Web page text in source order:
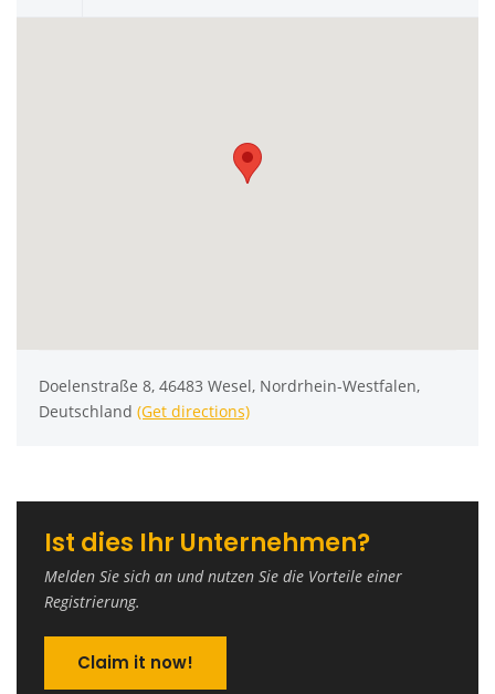
Doelenstraße 8, 46483 Wesel, Nordrhein-Westfalen,
Deutschland (Get directions)
Ist dies Ihr Unternehmen?
Melden Sie sich an und nutzen Sie die Vorteile einer
Registrierung.
Claim it now!